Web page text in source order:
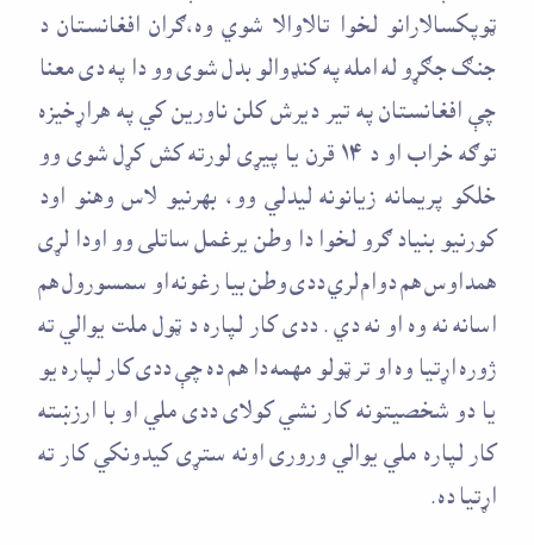
ټوپکسالارانو لخوا تالاوالا شوي وه،ګران افغانستان د
جنګ جګړو له امله په کنډوالو بدل شوی وو دا په دی معنا
چې افغانستان په تير ديرش کلن ناورين کي په هراړخيزه
توګه خراب او د ۱۴ قرن يا پيړی لورته کش کړل شوی وو
خلکو پريمانه زيانونه ليدلي وو، بهرنيو لاس وهنو اود
کورنيو بنياد ګرو لخوا دا وطن يرغمل ساتلی وو اودا لړی
همداوس هم دوام لري ددی وطن بيا رغونه او سمسورول هم
اسانه نه وه او نه دي . ددی کار لپاره د ټول ملت يوالي ته
ژوره اړتيا وه او تر ټولو مهمه دا هم ده چې ددی کار لپاره يو
يا دو شخصيتونه کار نشي کولای ددی ملي او با ارزښته
کار لپاره ملي يوالي وروری اونه ستړی کيدونکي کار ته
اړتيا ده .